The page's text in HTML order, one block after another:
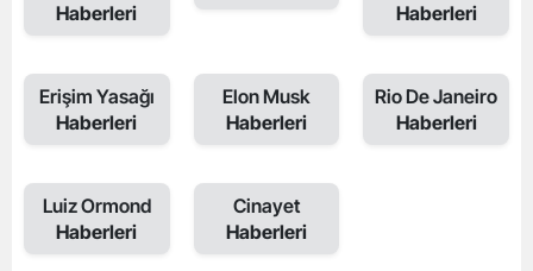
Haberleri
Haberleri
Erişim Yasağı
Haberleri
Elon Musk
Haberleri
Rio De Janeiro
Haberleri
Luiz Ormond
Haberleri
Cinayet
Haberleri